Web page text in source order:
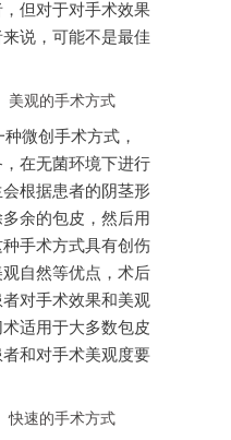
但对于对手术效果
说，可能不是最佳
美观的手术方式
微创手术方式，
在无菌环境下进行
根据患者的阴茎形
余的包皮，然后用
手术方式具有创伤
自然等优点，术后
对手术效果和美观
适用于大多数包皮
和对手术美观度要
快速的手术方式